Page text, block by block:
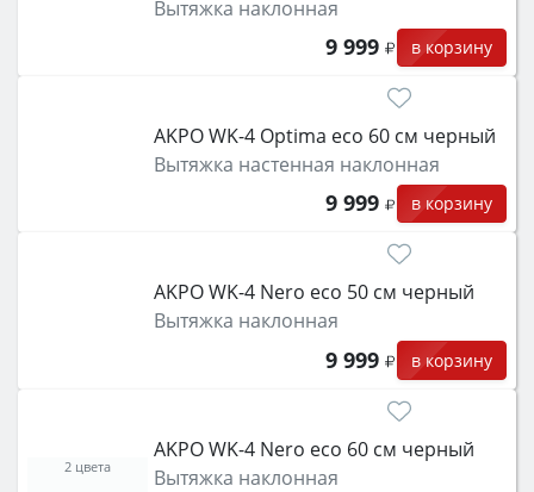
защита от детей).Вытяжка наклонная
9 999 в корзину
AKPO WK-4 Optima eco 60 см черный
Вытяжка настенная наклонная
9 999 в корзину
AKPO WK-4 Nero eco 50 см черный
Вытяжка наклонная
9 999 в корзину
AKPO WK-4 Nero eco 60 см черный
Вытяжка наклонная
2 цвета